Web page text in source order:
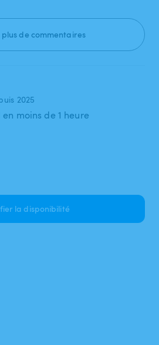
de commentaires
2025
moins de 1 heure
la disponibilité